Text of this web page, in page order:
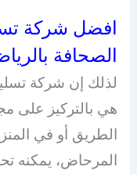
افضل شركة
الصحافة
لذلك إن شركة
هي بالتركيز على
الطريق أو في
المرحاض، يمكنه